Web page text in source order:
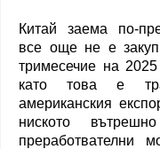
Китай заема по-
все още не е
тримесечие на
като това е
американския
ниското
преработвателни